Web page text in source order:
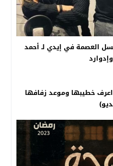
مسلسل العصمة في إيدي لـ أحمد
خطيبها وموعد زفافها